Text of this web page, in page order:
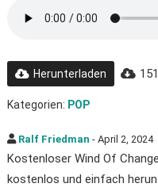
Herunterladen 151
Kategorien: POP
Ralf Friedman - April 2, 2024
Kostenloser Wind Of
kostenlos und einfach